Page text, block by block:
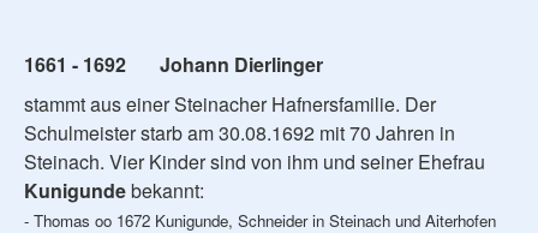
1661 - 1692 Johann Dierlinger
stammt aus einer Steinacher Hafnersfamilie. Der
Schulmeister starb am 30.08.1692 mit 70 Jahren in
Steinach. Vier Kinder sind von ihm und seiner Ehefrau
Kunigundebekannt:
- Thomas oo 1672 Kunigunde, Schneider in Steinach und Aiterhofen